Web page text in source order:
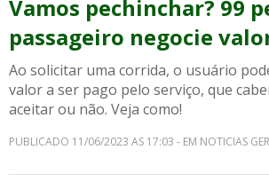
Vamos pechinchar? 99
passageiro negocie
Ao solicitar uma corrida, o usuário
valor a ser pago pelo serviço, que
aceitar ou não. Veja como!
PUBLICADO 11/06/2023 AS 17:03 - EM NOTICIAS